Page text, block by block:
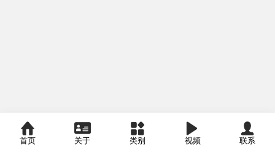
首页 关于 类别 视频 联系